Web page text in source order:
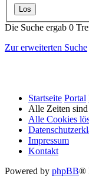
Die Suche ergab 0
Zur erweiterten Suche
Startseite Portal
Alle Zeiten sind
Alle Cookies
Impressum
Kontakt
Powered by phpBB®